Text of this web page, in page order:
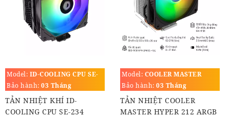
Model: ID-COOLING CPU SE-
234 ARGB V2
Bảo hành: 03 Tháng
TẢN NHIỆT KHÍ ID-
COOLING CPU SE-234
Model: COOLER MASTER
HYPER 212 ARGB
Bảo hành: 03 Tháng
TẢN NHIỆT COOLER
MASTER HYPER 212 ARGB